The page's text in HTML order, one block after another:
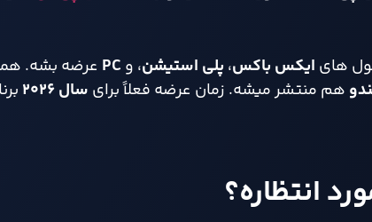
ایکس‌ باکس، پلی‌ استیشن، و PC عرضه بشه.
هم منتشر میشه. زمان عرضه فعلاً برای سال۲۰۲۶